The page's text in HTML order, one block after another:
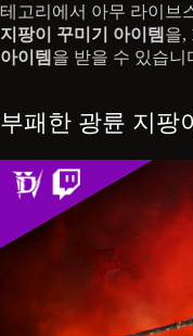
테고리에서 아무 라이브
지팡이 꾸미기 아이템 을,
아이템 을 받을 수 있습니
부패한 광륜 지팡